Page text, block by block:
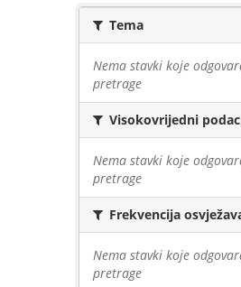
Tema
Nema stavki koje
pretrage
Visokovrijedni
Nema stavki koje
pretrage
Frekvencija
Nema stavki koje
pretrage